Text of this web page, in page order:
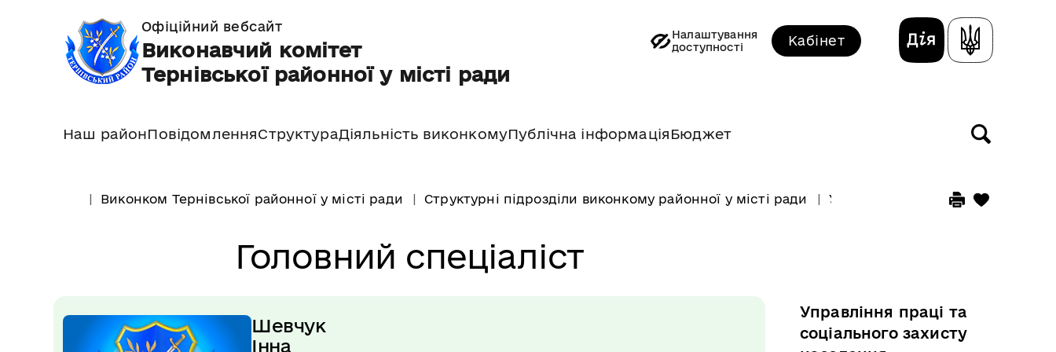
Офіційний вебсайт
Виконавчий комітет
Тернівської районної у місті ради
Налаштування
доступності
Кабінет
Наш районПовідомленняСтруктураДіяльність виконкомуПублічна інформація Бюджет
Виконком Тернівської районної у місті ради Структурні підрозділи виконкому районної у місті ради Управління праці та
Головний спеціаліст
Шевчук
Інна
Управління праці та
соціального захисту